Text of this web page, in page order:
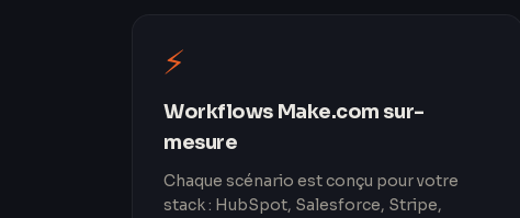
⚡
Workflows Make.com sur-
mesure
Chaque scénario est conçu pour votre
stack : HubSpot, Salesforce, Stripe,